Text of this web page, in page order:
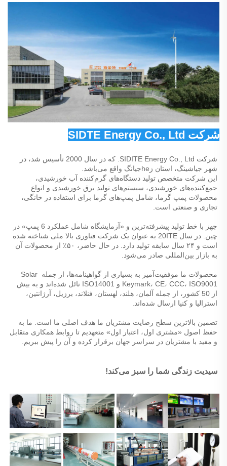
شرکت SIDTE Energy Co., Ltd
شهر جیا‌شینگ، استان زheجیانگ واقع می‌باشد.
تجاری و صنعتی است.
به بازار بین‌المللی صادر می‌شود.
محصولات ما موفقیت‌آمیز به بسیاری از گواهینامه‌ها، از جمله Solar
استرالیا و کنیا ارسال شده‌اند.
و مفید با مشتریان در سراسر جهان برقرار کرده و آن را پیش ببریم.
سیدیت زندگی شما را سبز می‌کند!